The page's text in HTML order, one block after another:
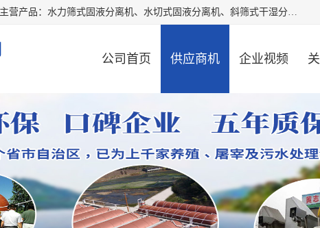
河南精拓环保设备有限公司（咨询电话：18595569755），主营产品：水力筛式固液分离机、水切式固液分离机、斜筛式干湿分离机、养猪场固液分离机、斜筛式固液分离机、屠宰场固液分离机、猪场干湿分离机等。公司从事固液分离设备及配套沼气池的研发、设计、销售与施工，并提供污水处理整体解决方案。
公司首页 供应商机 企业视频